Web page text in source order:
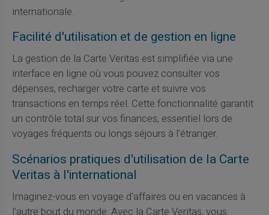
internationale.
Facilité d'utilisation et de gestion en ligne
La gestion de la Carte Veritas est simplifiée via une
interface en ligne où vous pouvez consulter vos
dépenses, recharger votre carte et suivre vos
transactions en temps réel. Cette fonctionnalité garantit
un contrôle total sur vos finances, essentiel lors de
voyages fréquents ou longs séjours à l'étranger.
Scénarios pratiques d'utilisation de la Carte
Veritas à l'international
Imaginez-vous en voyage d'affaires ou en vacances à
l'autre bout du monde. Avec la Carte Veritas, vous